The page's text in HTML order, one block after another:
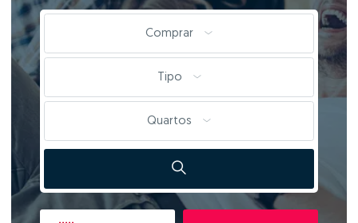
Comprar
Tipo
Quartos